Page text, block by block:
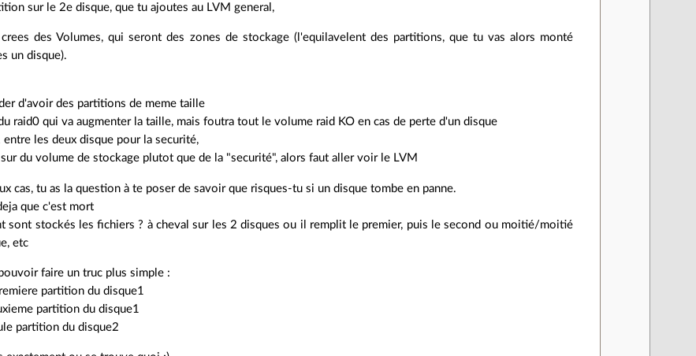
sur le 2e disque, que tu ajoutes au LVM general,
des Volumes, qui seront des zones de stockage (l'equilavelent des partitions, que tu vas alors monté
un disque).
d'avoir des partitions de meme taille
raid0 qui va augmenter la taille, mais foutra tout le volume raid KO en cas de perte d'un disque
entre les deux disque pour la securité,
du volume de stockage plutot que de la "securité", alors faut aller voir le LVM
cas, tu as la question à te poser de savoir que risques-tu si un disque tombe en panne.
que c'est mort
sont stockés les fichiers ? à cheval sur les 2 disques ou il remplit le premier, puis le second ou moitié/moitié
etc
faire un truc plus simple :
partition du disque1
partition du disque1
partition du disque2